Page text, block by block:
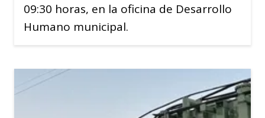
09:30 horas, en la oficina de Desarrollo
Humano municipal.